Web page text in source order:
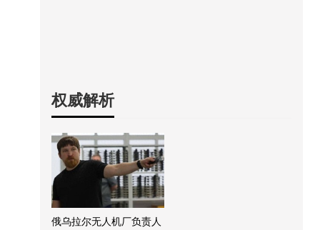
权威解析
俄乌拉尔无人机厂负责人